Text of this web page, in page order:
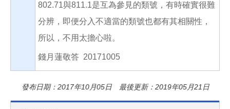
802.71與811.1是互為參見的類號，有時確實很難
分辨，即便分入不適當的類號也都有其相關性，
所以，不用太擔心啦。
錢月蓮敬答 20171005
發布日期：2017年10月05日 最後更新：2019年05月21日